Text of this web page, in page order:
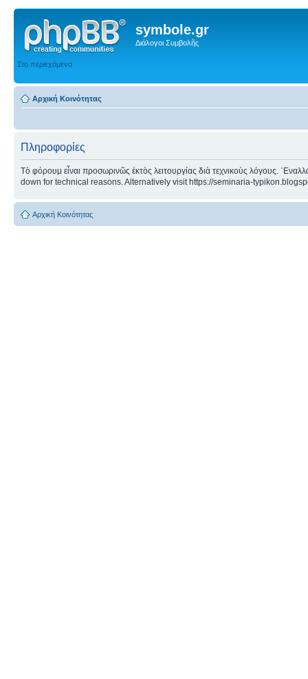
symbole.gr
Διάλογοι Συμβολῆς
Στο περιεχόμενο
Αρχική Κοινότητας
Πληροφορίες
Τὸ φόρουμ εἶναι προσωρινῶς ἐκτὸς λειτουργίας διὰ τεχνικοὺς λόγους.
down for technical reasons. Alternatively visit https://seminaria-
Αρχική Κοινότητας